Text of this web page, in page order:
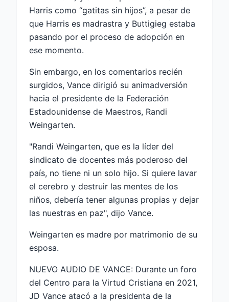
Harris como “gatitas sin hijos”, a pesar de
que Harris es madrastra y Buttigieg estaba
pasando por el proceso de adopción en
ese momento.
Sin embargo, en los comentarios recién
surgidos, Vance dirigió su animadversión
hacia el presidente de la Federación
Estadounidense de Maestros, Randi
Weingarten.
"Randi Weingarten, que es la líder del
sindicato de docentes más poderoso del
país, no tiene ni un solo hijo. Si quiere lavar
el cerebro y destruir las mentes de los
niños, debería tener algunas propias y dejar
las nuestras en paz", dijo Vance.
Weingarten es madre por matrimonio de su
esposa.
NUEVO AUDIO DE VANCE: Durante un foro
del Centro para la Virtud Cristiana en 2021,
JD Vance atacó a la presidenta de la